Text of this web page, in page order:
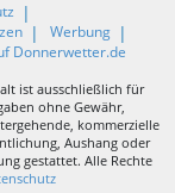
Werbung
Donnerwetter.de
ist ausschließlich für
ohne Gewähr,
kommerzielle
Aushang oder
gestattet. Alle Rechte